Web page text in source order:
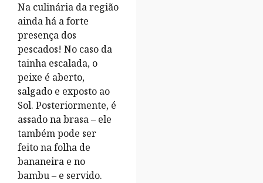
Na culinária da região
ainda há a forte
presença dos
pescados! No caso da
tainha escalada, o
peixe é aberto,
salgado e exposto ao
Sol. Posteriormente, é
assado na brasa – ele
também pode ser
feito na folha de
bananeira e no
bambu – e servido.